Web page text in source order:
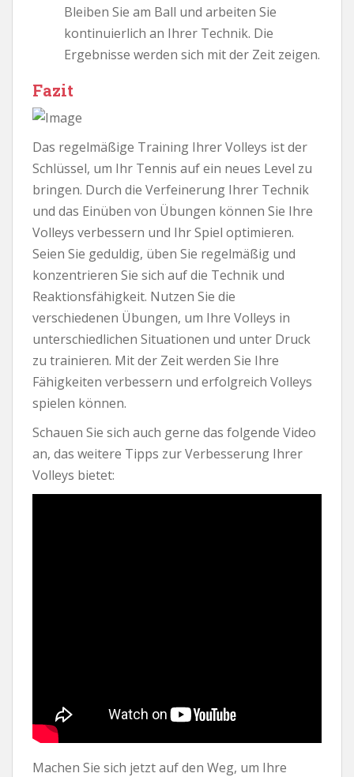
Bleiben Sie am Ball und arbeiten Sie
kontinuierlich an Ihrer Technik. Die
Ergebnisse werden sich mit der Zeit zeigen.
Fazit
Das regelmäßige Training Ihrer Volleys ist der
Schlüssel, um Ihr Tennis auf ein neues Level zu
bringen. Durch die Verfeinerung Ihrer Technik
und das Einüben von Übungen können Sie Ihre
Volleys verbessern und Ihr Spiel optimieren.
Seien Sie geduldig, üben Sie regelmäßig und
konzentrieren Sie sich auf die Technik und
Reaktionsfähigkeit. Nutzen Sie die
verschiedenen Übungen, um Ihre Volleys in
unterschiedlichen Situationen und unter Druck
zu trainieren. Mit der Zeit werden Sie Ihre
Fähigkeiten verbessern und erfolgreich Volleys
spielen können.
Schauen Sie sich auch gerne das folgende Video
an, das weitere Tipps zur Verbesserung Ihrer
Volleys bietet:
Machen Sie sich jetzt auf den Weg, um Ihre